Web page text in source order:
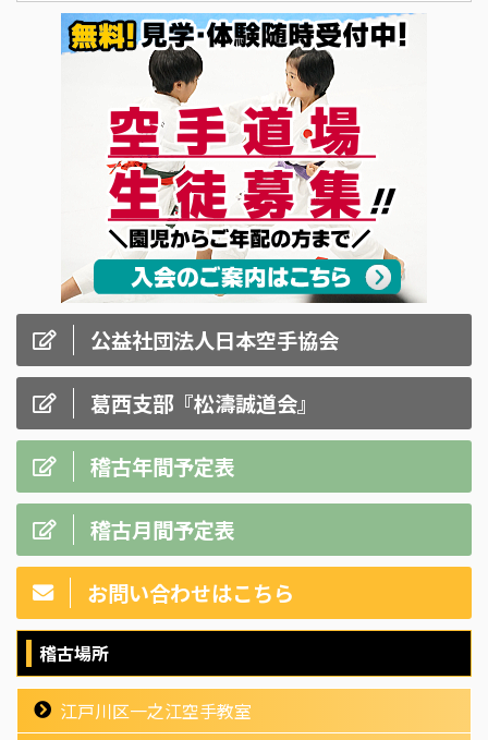
公益社団法人日本空手協会
葛西支部『松濤誠道会』
稽古年間予定表
稽古月間予定表
お問い合わせはこちら
稽古場所
江戸川区一之江空手教室